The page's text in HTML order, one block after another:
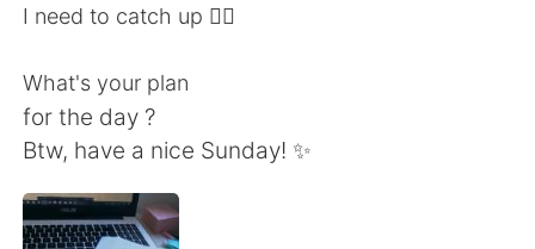
Türkçe
English
繁體中文
I need to catch up 🙆‍♀️
What's your plan
for the day ?
Btw, have a nice Sunday! ✨